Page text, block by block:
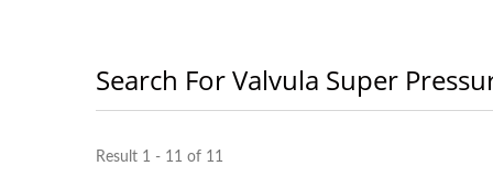
Search For Valvula Super
Result 1 - 11 of 11